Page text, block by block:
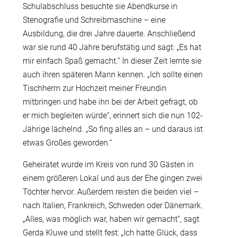
Schulabschluss besuchte sie Abendkurse in
Stenografie und Schreibmaschine – eine
Ausbildung, die drei Jahre dauerte. Anschließend
war sie rund 40 Jahre berufstätig und sagt: „Es hat
mir einfach Spaß gemacht.“ In dieser Zeit lernte sie
auch ihren späteren Mann kennen. „Ich sollte einen
Tischherrn zur Hochzeit meiner Freundin
mitbringen und habe ihn bei der Arbeit gefragt, ob
er mich begleiten würde“, erinnert sich die nun 102-
Jährige lächelnd. „So fing alles an – und daraus ist
etwas Großes geworden.“
Geheiratet wurde im Kreis von rund 30 Gästen in
einem größeren Lokal und aus der Ehe gingen zwei
Töchter hervor. Außerdem reisten die beiden viel –
nach Italien, Frankreich, Schweden oder Dänemark.
„Alles, was möglich war, haben wir gemacht“, sagt
Gerda Kluwe und stellt fest: „Ich hatte Glück, dass